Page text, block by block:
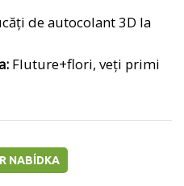
de autocolant 3D la
Fluture+flori, veți primi
NABÍDKA